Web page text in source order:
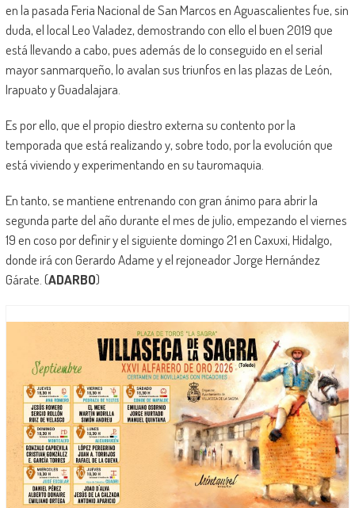
en la pasada Feria Nacional de San Marcos en Aguascalientes fue, sin
duda, el local Leo Valadez, demostrando con ello el buen 2019 que
está llevando a cabo, pues además de lo conseguido en el serial
mayor sanmarqueño, lo avalan sus triunfos en las plazas de León,
Irapuato y Guadalajara.
Es por ello, que el propio diestro externa su contento por la
temporada que está realizando y, sobre todo, por la evolución que
está viviendo y experimentando en su tauromaquia.
En tanto, se mantiene entrenando con gran ánimo para abrir la
segunda parte del año durante el mes de julio, empezando el viernes
19 en coso por definir y el siguiente domingo 21 en Caxuxi, Hidalgo,
donde irá con Gerardo Adame y el rejoneador Jorge Hernández
Gárate. (ADARBO)